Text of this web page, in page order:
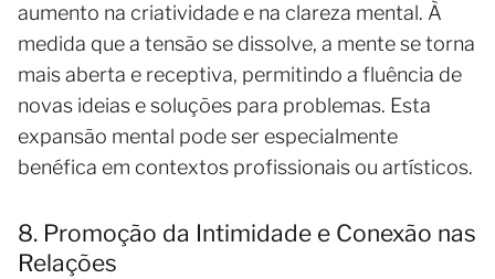
aumento na criatividade e na clareza mental. À
medida que a tensão se dissolve, a mente se torna
mais aberta e receptiva, permitindo a fluência de
novas ideias e soluções para problemas. Esta
expansão mental pode ser especialmente
benéfica em contextos profissionais ou artísticos.
8. Promoção da Intimidade e Conexão nas
Relações